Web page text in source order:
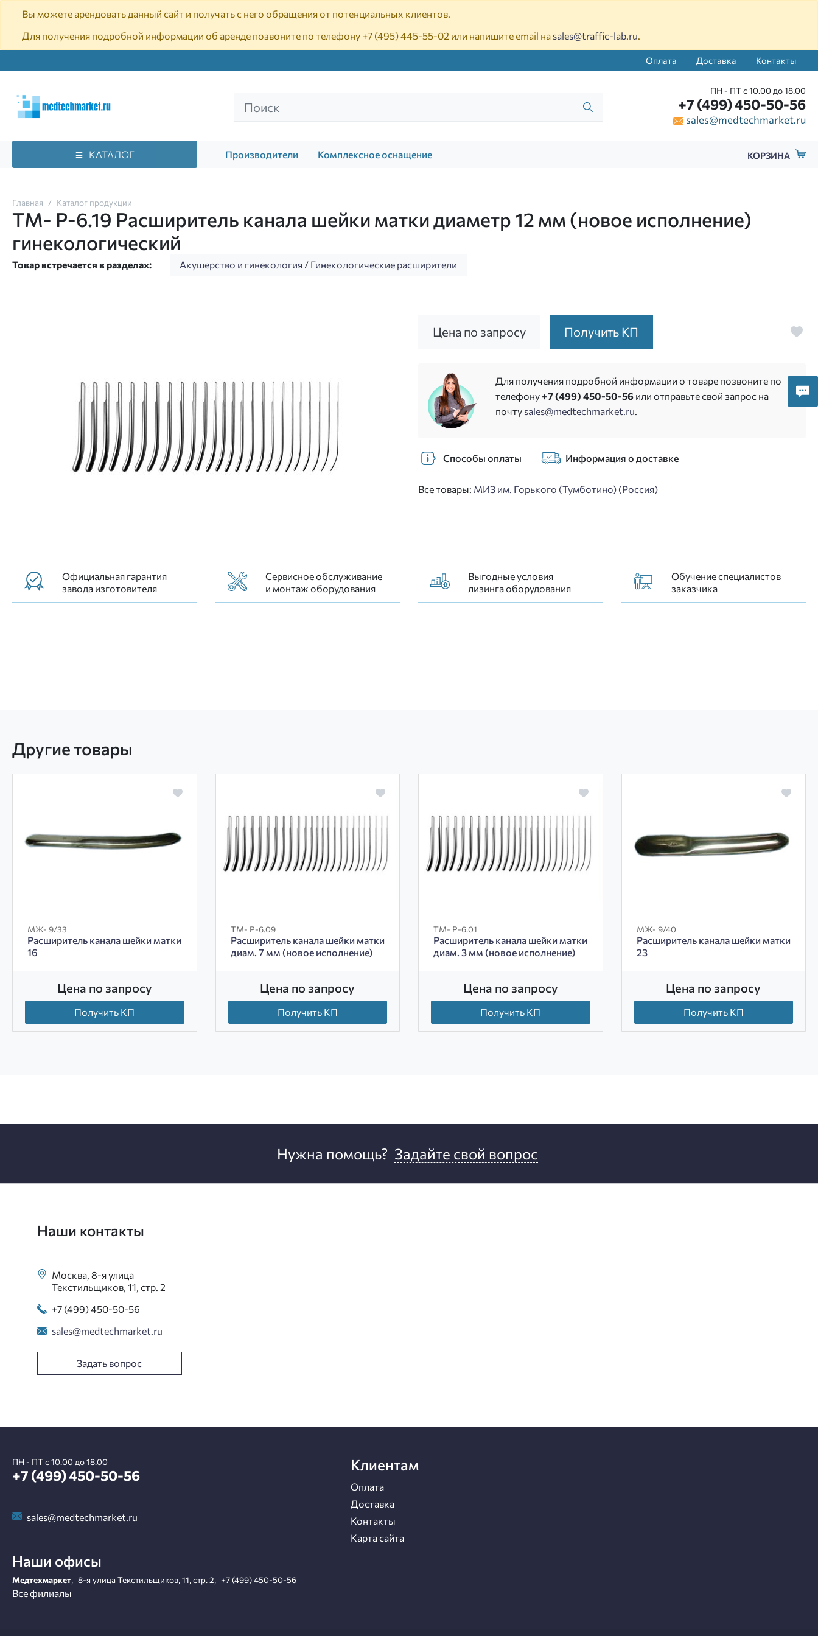
Вы можете арендовать данный сайт и получать с него обращения от потенциальных клиентов.
Для получения подробной информации об аренде позвоните по телефону +7 (495) 445-55-02 или напишите email на sales@traffic-lab.ru.
Оплата Доставка Контакты
ПН - ПТ с 10.00 до 18.00
+7 (499) 450-50-56
sales@medtechmarket.ru
КАТАЛОГ Производители Комплексное оснащение КОРЗИНА
Главная Каталог продукции
ТМ- Р-6.19 Расширитель канала шейки матки диаметр 12 мм (новое исполнение)
гинекологический
Товар встречается в разделах: Акушерство и гинекология / Гинекологические расширители
Цена по запросу Получить КП
Для получения подробной информации о товаре позвоните по
телефону+7 (499) 450-50-56 или отправьте свой запрос на
почту sales@medtechmarket.ru.
Способы оплаты Информация о доставке
Все товары: МИЗ им. Горького (Тумботино) (Россия)
Официальная гарантия
завода изготовителя
Сервисное обслуживание
и монтаж оборудования
Выгодные условия
лизинга оборудования
Обучение специалистов
заказчика
Другие товары
МЖ- 9/33
Расширитель канала шейки матки
16
Цена по запросу
Получить КП
ТМ- Р-6.09
Расширитель канала шейки матки
диам. 7 мм (новое исполнение)
Цена по запросу
Получить КП
ТМ- Р-6.01
Расширитель канала шейки матки
диам. 3 мм (новое исполнение)
Цена по запросу
Получить КП
МЖ- 9/40
Расширитель канала шейки матки
23
Цена по запросу
Получить КП
Нужна помощь? Задайте свой вопрос
Наши контакты
Москва, 8-я улица
Текстильщиков, 11, стр. 2
+7 (499) 450-50-56
sales@medtechmarket.ru
Задать вопрос
ПН - ПТ с 10.00 до 18.00
+7 (499) 450-50-56
sales@medtechmarket.ru
Наши офисы
Медтехмаркет, 8-я улица Текстильщиков, 11, стр. 2, +7 (499) 450-50-56
Все филиалы
Клиентам
Оплата
Доставка
Контакты
Карта сайта